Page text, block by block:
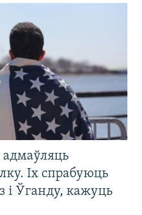
Іх спрабуюць
і Ўганду, кажуць